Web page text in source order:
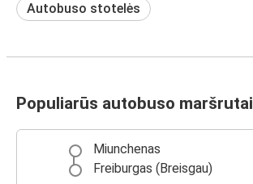
Autobuso stotelės
Populiarūs autobuso maršrutai
Miunchenas
Freiburgas (Breisgau)